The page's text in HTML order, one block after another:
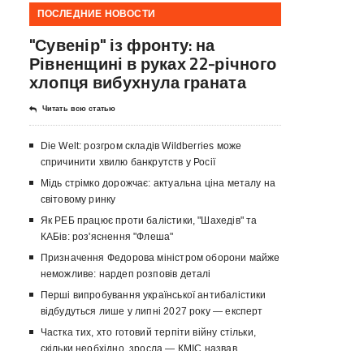
ПОСЛЕДНИЕ НОВОСТИ
"Сувенір" із фронту: на
Рівненщині в руках 22-річного
хлопця вибухнула граната
Читать всю статью
Die Welt: розгром складів Wildberries може
спричинити хвилю банкрутств у Росії
Мідь стрімко дорожчає: актуальна ціна металу на
світовому ринку
Як РЕБ працює проти балістики, "Шахедів" та
КАБів: роз'яснення "Флеша"
Призначення Федорова міністром оборони майже
неможливе: нардеп розповів деталі
Перші випробування української антибалістики
відбудуться лише у липні 2027 року — експерт
Частка тих, хто готовий терпіти війну стільки,